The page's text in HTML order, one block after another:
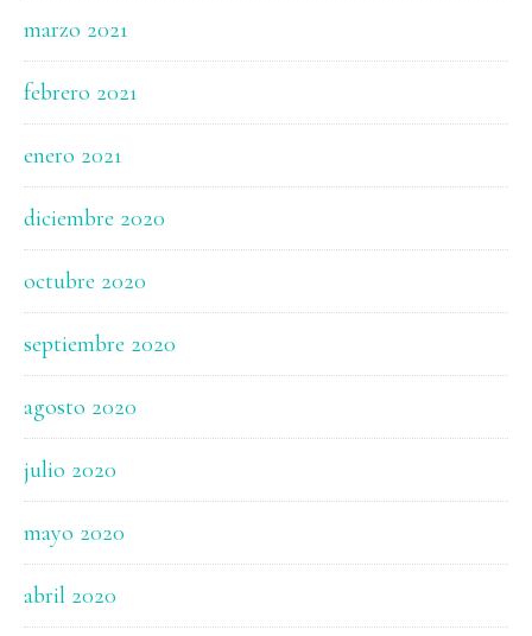
marzo 2021
febrero 2021
enero 2021
diciembre 2020
octubre 2020
septiembre 2020
agosto 2020
julio 2020
mayo 2020
abril 2020